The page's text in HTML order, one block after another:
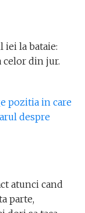
iei la bataie:
celor din jur.
pozitia in care
despre
atunci cand
parte,